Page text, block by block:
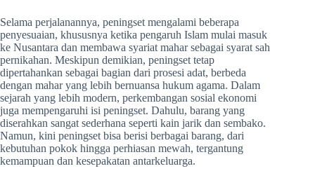
Selama perjalanannya, peningset mengalami beberapa
penyesuaian, khususnya ketika pengaruh Islam mulai masuk
ke Nusantara dan membawa syariat mahar sebagai syarat sah
pernikahan. Meskipun demikian, peningset tetap
dipertahankan sebagai bagian dari prosesi adat, berbeda
dengan mahar yang lebih bernuansa hukum agama. Dalam
sejarah yang lebih modern, perkembangan sosial ekonomi
juga mempengaruhi isi peningset. Dahulu, barang yang
diserahkan sangat sederhana seperti kain jarik dan sembako.
Namun, kini peningset bisa berisi berbagai barang, dari
kebutuhan pokok hingga perhiasan mewah, tergantung
kemampuan dan kesepakatan antarkeluarga.